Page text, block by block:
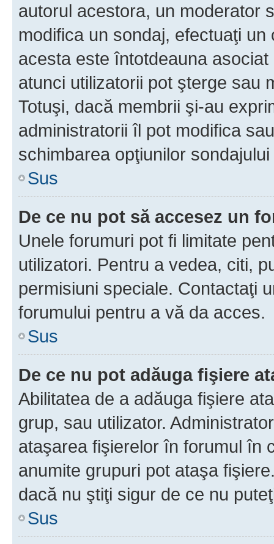
autorul acestora, un moderator
modifica un sondaj, efectuaţi
acesta este întotdeauna
atunci utilizatorii pot şterge sau
Totuşi, dacă membrii şi-au
administratorii îl pot modifica
schimbarea opţiunilor
Sus
De ce nu pot să accesez un
Unele forumuri pot fi limitate
utilizatori. Pentru a vedea, citi,
permisiuni speciale. Contactaţi
forumului pentru a vă da acces.
Sus
De ce nu pot adăuga fişiere
Abilitatea de a adăuga fişiere
grup, sau utilizator.
ataşarea fişierelor în forumul în
anumite grupuri pot ataşa
dacă nu ştiţi sigur de ce nu
Sus